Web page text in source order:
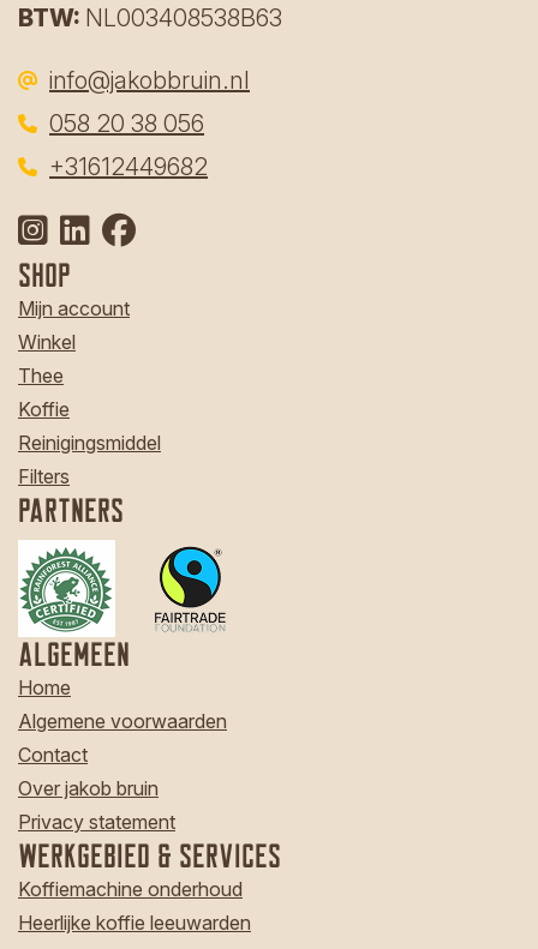
BTW: NL003408538B63
info@jakobbruin.nl
058 20 38 056
+31612449682
Shop
Mijn account
Winkel
Thee
Koffie
Reinigingsmiddel
Filters
Partners
Algemeen
Home
Algemene voorwaarden
Contact
Over jakob bruin
Privacy statement
Werkgebied & Services
Koffiemachine onderhoud
Heerlijke koffie leeuwarden